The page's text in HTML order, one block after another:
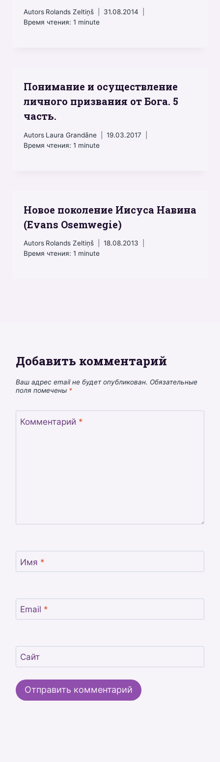
Autors Rolands Zeltiņš
31.08.2014
Время чтения: 1 minute
Понимание и осуществление
личного призвания от Бога. 5
часть.
Autors Laura Grandāne
19.03.2017
Время чтения: 1 minute
Новое поколение Иисуса Навина
(Evans Osemwegie)
Autors Rolands Zeltiņš
18.08.2013
Время чтения: 1 minute
Добавить комментарий
Ваш адрес email не будет опубликован. Обязательные
поля помечены *
Комментарий *
Имя *
Email *
Сайт